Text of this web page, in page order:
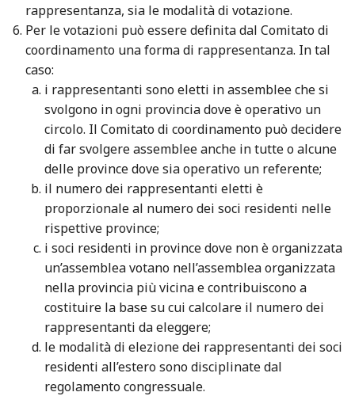
rappresentanza, sia le modalità di votazione.
Per le votazioni può essere definita dal Comitato di
coordinamento una forma di rappresentanza. In tal
caso:
i rappresentanti sono eletti in assemblee che si
svolgono in ogni provincia dove è operativo un
circolo. Il Comitato di coordinamento può decidere
di far svolgere assemblee anche in tutte o alcune
delle province dove sia operativo un referente;
il numero dei rappresentanti eletti è
proporzionale al numero dei soci residenti nelle
rispettive province;
i soci residenti in province dove non è organizzata
un’assemblea votano nell’assemblea organizzata
nella provincia più vicina e contribuiscono a
costituire la base su cui calcolare il numero dei
rappresentanti da eleggere;
le modalità di elezione dei rappresentanti dei soci
residenti all’estero sono disciplinate dal
regolamento congressuale.